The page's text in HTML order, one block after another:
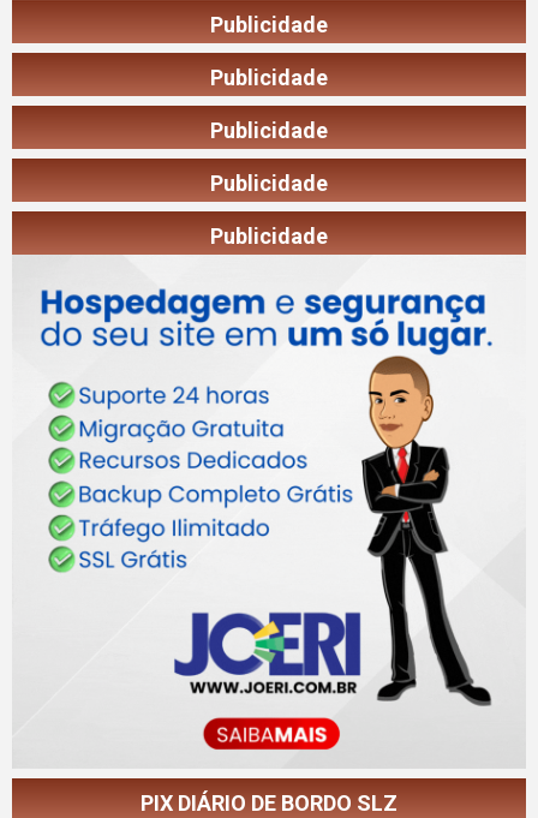
Publicidade
Publicidade
Publicidade
Publicidade
Publicidade
PIX DIÁRIO DE BORDO SLZ